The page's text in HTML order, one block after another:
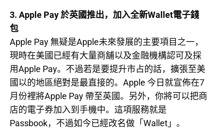
3. Apple Pay 於英國推出，加入全新Wallet電子錢
包
Apple Pay 無疑是Apple未來發展的主要項目之一，
現時在美國已經有大量商舖以及金融機構認可及採
用Apple Pay。不過若是要提升市占的話，擴張至美
國以的地區絕對是最直接的。 Apple 今日就宣佈在7
月份裡將Apple Pay 帶至英國。另外，你將可以把商
店的電子券加入到手機中。這項服務就是
Passbook，不過如今已經改名做「 Wallet 」。